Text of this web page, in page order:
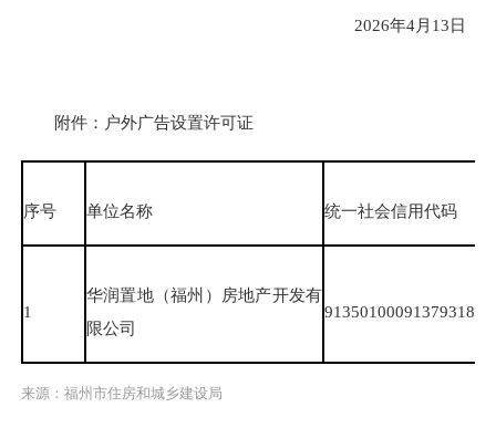
2026年4月13日
附件：户外广告设置许可证
序号 单位名称 统一社会信用代码
1
华润置地（福州）房地产开发有
限公司
913501000913793184
来源：福州市住房和城乡建设局